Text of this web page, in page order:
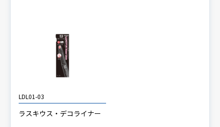
LDL01-03
ラスキウス・デコライナー